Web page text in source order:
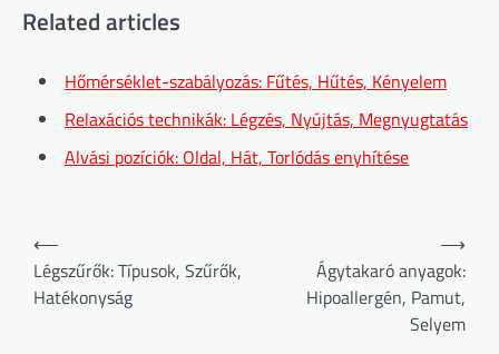
Related articles
Hőmérséklet-szabályozás: Fűtés, Hűtés, Kényelem
Relaxációs technikák: Légzés, Nyújtás, Megnyugtatás
Alvási pozíciók: Oldal, Hát, Torlódás enyhítése
Post
navigation
⟵
Légszűrők: Típusok, Szűrők,
Hatékonyság
Ágytakaró anyagok:
Hipoallergén, Pamut,
Selyem
⟶